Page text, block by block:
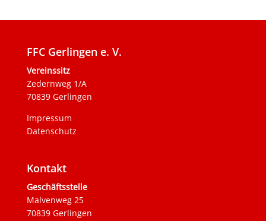
FFC Gerlingen e. V.
Vereinssitz
Zedernweg 1/A
70839 Gerlingen
Impressum
Datenschutz
Kontakt
Geschäftsstelle
Malvenweg 25
70839 Gerlingen